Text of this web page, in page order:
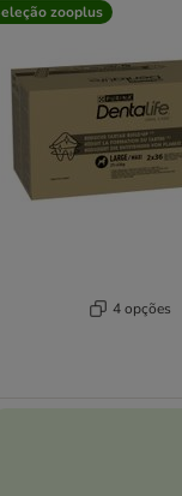
zooplus
4 opções